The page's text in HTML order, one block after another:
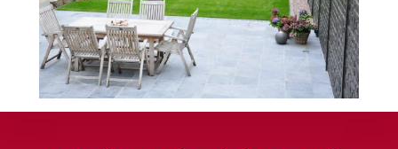
un devis gratuit après l’analyse minutieuse de votre
projet.
DEVIS GRATUIT